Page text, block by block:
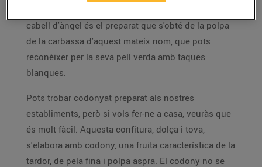
cabell d'àngel és el preparat que s'obté de la polpa
de la carbassa d'aquest mateix nom, que pots
reconèixer per la seva pell verda amb taques
blanques.
Pots trobar codonyat preparat als nostres
establiments, però si vols fer-ne a casa, veuràs que
és molt fàcil. Aquesta confitura, dolça i tova,
s'elabora amb codony, una fruita característica de la
tardor, de pela fina i polpa aspra. El codony no se